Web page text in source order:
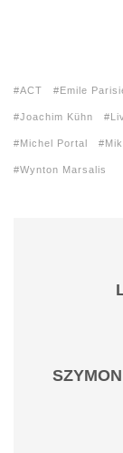
ACT Emile
Joachim Kühn
Michel Portal
Wynton Marsalis